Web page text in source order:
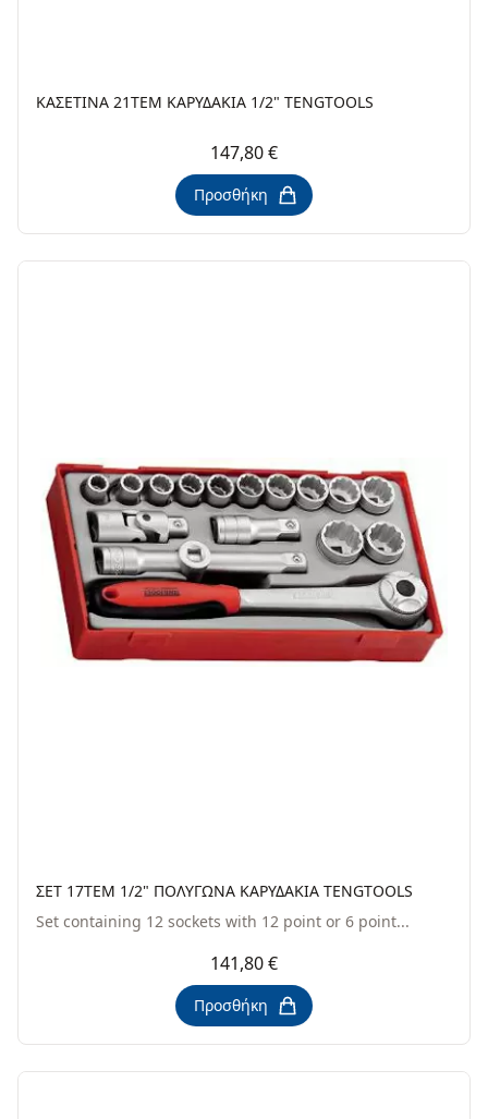
ΚΑΣΕΤΙΝΑ 21TEM ΚΑΡΥΔΑΚΙΑ 1/2" TENGTOOLS
147,80 €
Προσθήκη
ΣΕΤ 17TEM 1/2" ΠΟΛΥΓΩΝΑ ΚΑΡΥΔΑΚΙΑ TENGTOOLS
Set containing 12 sockets with 12 point or 6 point...
141,80 €
Προσθήκη